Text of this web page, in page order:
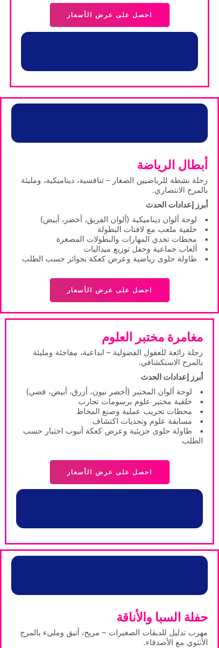
احصل على عرض الأسعار
أبطال الرياضة
رحلة نشطة للرياضيين الصغار – تنافسية، ديناميكية، ومليئة
بالمرح الانتصاري.
أبرز إعدادات الحدث
لوحة ألوان ديناميكية (ألوان الفريق، أخضر، أبيض)
خلفية ملعب مع لافتات البطولة
محطات تحدي المهارات والبطولات المصغرة
ألعاب جماعية وحفل توزيع ميداليات
طاولة حلوى رياضية وعرض كعكة بجوائز حسب الطلب
احصل على عرض الأسعار
مغامرة مختبر العلوم
رحلة رائعة للعقول الفضولية – ابداعية، مفاجئة ومليئة
بالمرح الاستكشافي.
أبرز إعدادات الحدث
لوحة ألوان المختبر (أخضر نيون، أزرق، أبيض، فضي)
خلفية مختبر علوم برسومات تجارب
محطات تجريب عملية وصنع المخاط
مسابقة علوم وتحديات اكتشاف
طاولة حلوى جزيئية وعرض كعكة أنبوب اختبار حسب
الطلب
احصل على عرض الأسعار
حفلة السبا والأناقة
مهرب تدليل للديڤات الصغيرات – مريح، أنيق ومليء بالمرح
الأنثوي مع الأصدقاء.